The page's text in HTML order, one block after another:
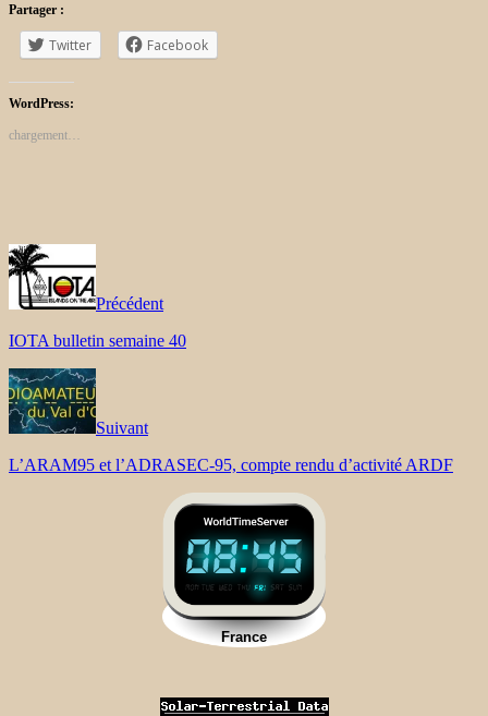
Partager :
Twitter Facebook
WordPress:
chargement…
Précédent
IOTA bulletin semaine 40
Suivant
L’ARAM95 et l’ADRASEC-95, compte rendu d’activité ARDF